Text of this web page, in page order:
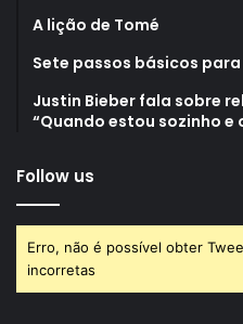
A lição de Tomé
Sete passos básicos para
Justin Bieber fala sobre
“Quando estou sozinho
Follow us
Erro, não é possível obter
incorretas